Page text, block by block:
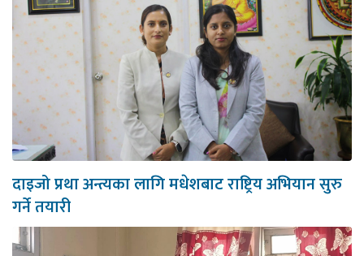
दाइजो प्रथा अन्त्यका लागि मधेशबाट राष्ट्रिय अभियान सुरु
गर्ने तयारी